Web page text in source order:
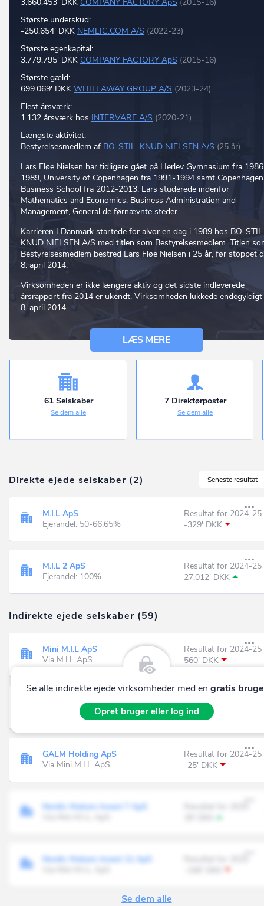
Største underskud:
-250.654' DKK NEMLIG.COM A/S (2022-23)
Største egenkapital:
3.779.795' DKK COMPANY FACTORY ApS (2015-16)
Største gæld:
699.069' DKK WHITEAWAY GROUP A/S (2023-24)
Flest årsværk:
1.132 årsværk hos INTERVARE A/S (2020-21)
Længste aktivitet:
Bestyrelsesmedlem af BO-STIL. KNUD NIELSEN A/S (25 år)
Lars Fløe Nielsen har tidligere gået på Herlev Gymnasium fra
1989, University of Copenhagen fra 1991-1994 samt Copenhagen
Business School fra 2012-2013. Lars studerede indenfor
Mathematics and Economics, Business Administration and
Management, General de førnævnte steder.
Karrieren I Danmark startede for alvor en dag i 1989 hos BO-STIL.
KNUD NIELSEN A/S med titlen som Bestyrelsesmedlem. Titlen
Bestyrelsesmedlem bestred Lars Fløe Nielsen i 25 år, før stoppet
8. april 2014.
Virksomheden er ikke længere aktiv og det sidste indleverede
årsrapport fra 2014 er ukendt. Virksomheden lukkede endegyldigt
8. april 2014.
LÆS MERE
61 Selskaber
Se dem alle
7 Direktørposter
Se dem alle
Seneste resultat
Direkte ejede selskaber (2)
M.I.L ApS
Ejerandel: 50-66.65%
Resultat for 2024-25
-329' DKK
M.I.L 2 ApS
Ejerandel: 100%
Resultat for 2024-25
27.012' DKK
Indirekte ejede selskaber (59)
Mini M.I.L ApS
Via M.I.L ApS
Resultat for 2024-25
560' DKK
Floe Consulting ApS
UNDER FRIVILLIG LIKVIDATION
Via M.I.L ApS
Resultat for 2024-25
-137' DKK
GALM Holding ApS
Via Mini M.I.L ApS
Resultat for 2024-25
-25' DKK
Nordic Makers Invest 7 ApS
Nordic Makers Invest 11 ApS
Se alle indirekte ejede virksomhedermed en gratis
Opret bruger eller log ind
Se dem alle